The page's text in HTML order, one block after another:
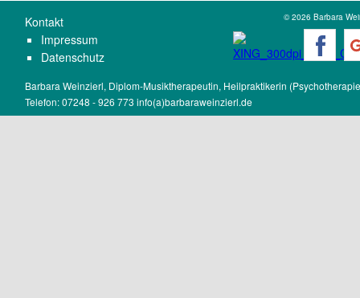
Kontakt
Impressum
Datenschutz
© 2026 Barbara
Barbara Weinzierl, Diplom-Musiktherapeutin, Heilpraktikerin
Telefon: 07248 - 926 773 info(a)barbaraweinzierl.de